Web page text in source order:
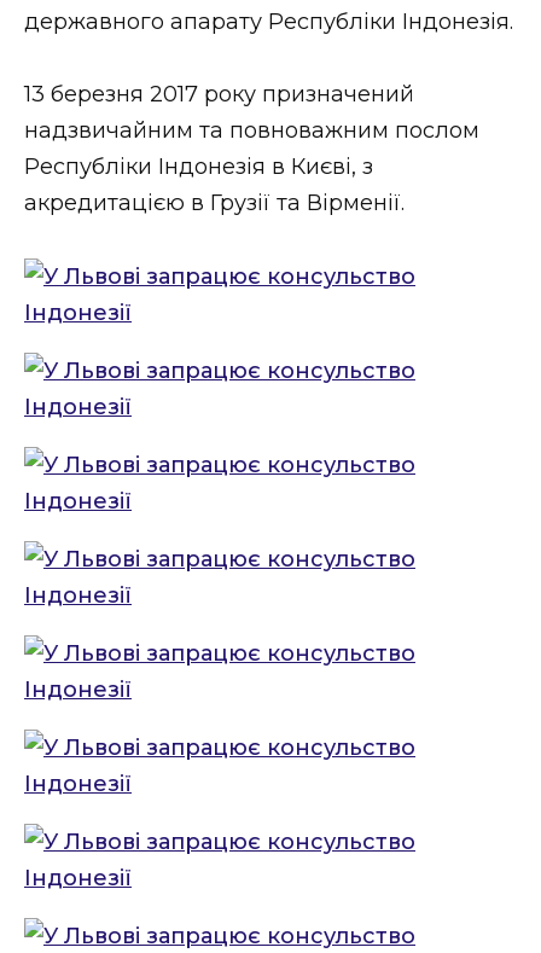
державного апарату Республіки Індонезія.
13 березня 2017 року призначений
надзвичайним та повноважним послом
Республіки Індонезія в Києві, з
акредитацією в Грузії та Вірменії.